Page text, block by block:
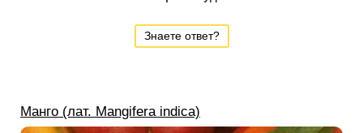
Знаете ответ?
Манго (лат. Mangifera indica)